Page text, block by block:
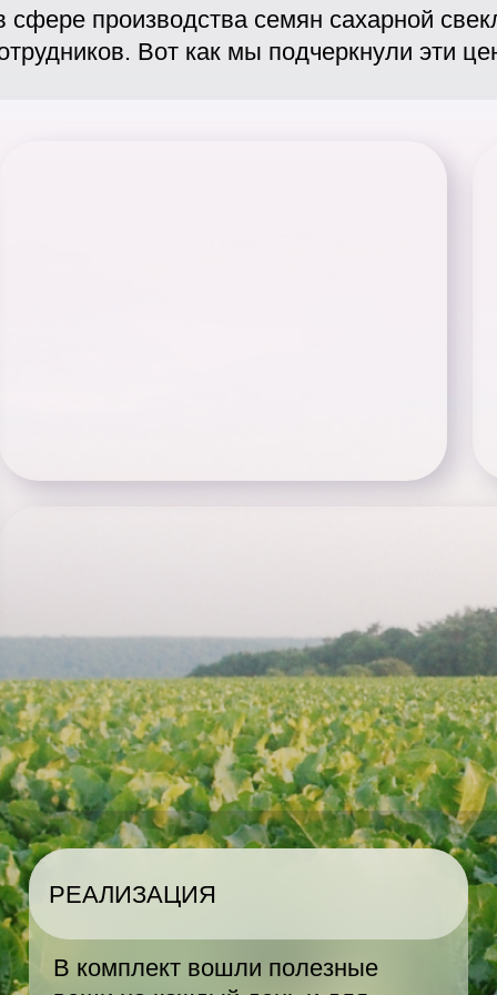
кейс
и
Он
и
комплект вошли полезные
на каждый день и для
шопер для покупок или
powerbank для тех,
всегда на связи, термокружка
бутылка для сохранения
в нужной температуре,
также сумка для удобства
дороге.